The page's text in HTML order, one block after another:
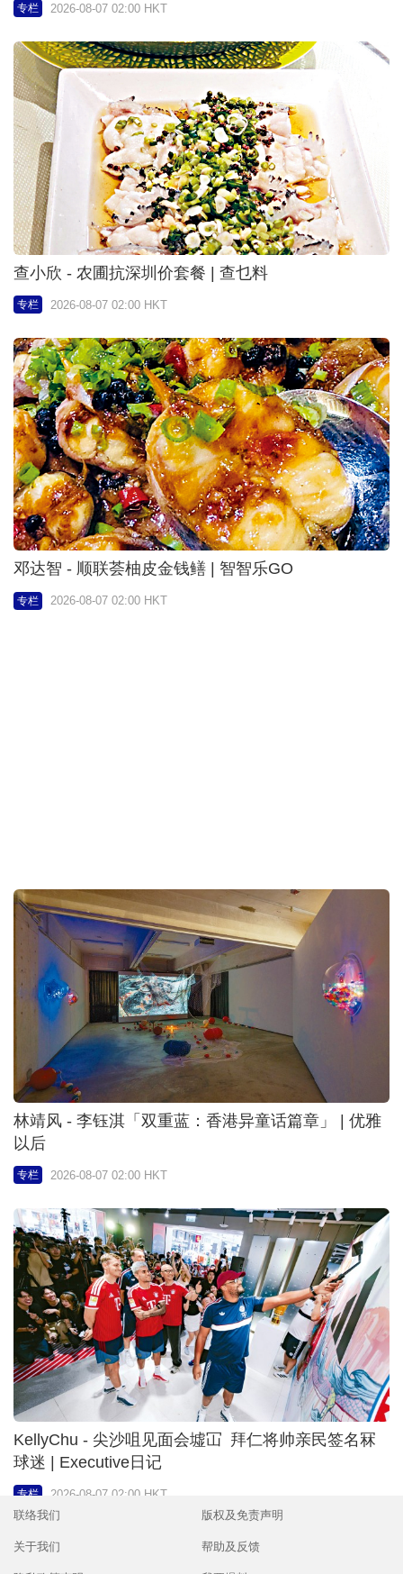
专栏 2026-08-07 02:00 HKT
查小欣 - 农圃抗深圳价套餐 | 查乜料
专栏 2026-08-07 02:00 HKT
邓达智 - 顺联荟柚皮金钱鳝 | 智智乐GO
专栏 2026-08-07 02:00 HKT
以后
专栏 2026-08-07 02:00 HKT
KellyChu - 尖沙咀见面会墟冚 拜仁将帅亲民签名冧
球迷 | Executive日记
专栏 2026-08-07 02:00 HKT
联络我们
关于我们
版权及免责声明
帮助及反馈